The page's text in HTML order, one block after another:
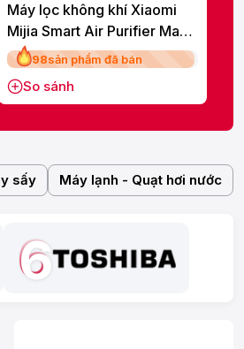
Máy lọc không khí Xiaomi
Mijia Smart Air Purifier Max
EU (BHR08XEEU) 70W
98sản phẩm đã bán
So sánh
sấy Máy lạnh - Quạt hơi nước
6